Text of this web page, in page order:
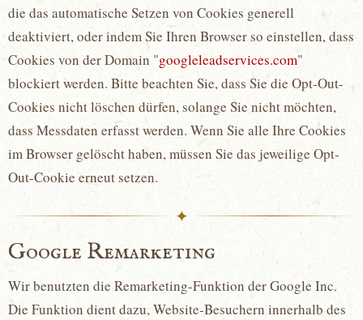
die das automatische Setzen von Cookies generell
deaktiviert, oder indem Sie Ihren Browser so einstellen, dass
Cookies von der Domain "googleleadservices.com"
blockiert werden. Bitte beachten Sie, dass Sie die Opt-Out-
Cookies nicht löschen dürfen, solange Sie nicht möchten,
dass Messdaten erfasst werden. Wenn Sie alle Ihre Cookies
im Browser gelöscht haben, müssen Sie das jeweilige Opt-
Out-Cookie erneut setzen.
✦
Google Remarketing
Wir benutzten die Remarketing-Funktion der Google Inc.
Die Funktion dient dazu, Website-Besuchern innerhalb des